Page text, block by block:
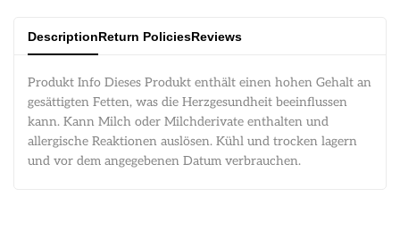
DescriptionReturn PoliciesReviews
Produkt Info Dieses Produkt enthält einen hohen Gehalt an
gesättigten Fetten, was die Herzgesundheit beeinflussen
kann. Kann Milch oder Milchderivate enthalten und
allergische Reaktionen auslösen. Kühl und trocken lagern
und vor dem angegebenen Datum verbrauchen.